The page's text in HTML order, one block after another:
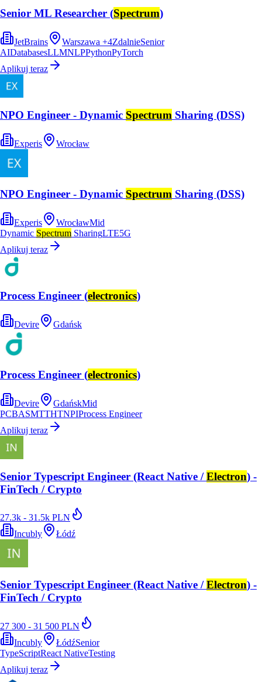
Senior ML Researcher (Spectrum)
JetBrains Warszawa +4ZdalnieSenior
AIDatabasesLLMNLPPythonPyTorch
Aplikuj teraz
NPO Engineer - Dynamic Spectrum Sharing (DSS)
Experis Wrocław
NPO Engineer - Dynamic Spectrum Sharing (DSS)
Experis WrocławMid
Dynamic Spectrum SharingLTE5G
Aplikuj teraz
Process Engineer (electronics)
Devire Gdańsk
Process Engineer (electronics)
Devire GdańskMid
PCBASMTTHTNPIProcess Engineer
Aplikuj teraz
Senior Typescript Engineer (React Native /Electron) -
FinTech / Crypto
27.3k - 31.5k PLN
Incubly
Łódź
Senior Typescript Engineer (React Native /Electron) -
FinTech / Crypto
27 300 - 31 500 PLN
Incubly
ŁódźSenior
TypeScriptReact NativeTesting
Aplikuj teraz